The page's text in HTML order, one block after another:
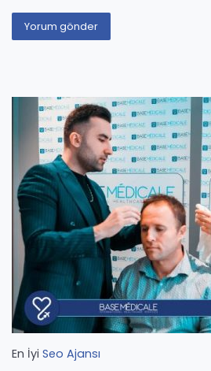
En İyi Seo Ajansı